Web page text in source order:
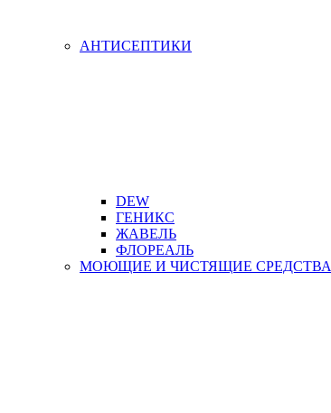
АНТИСЕПТИКИ
DEW
ГЕНИКС
ЖАВЕЛЬ
ФЛОРЕАЛЬ
МОЮЩИЕ И ЧИСТЯЩИЕ СРЕДСТВА